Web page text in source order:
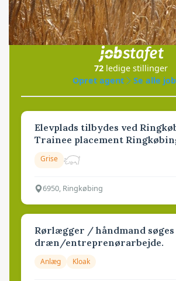
Jobs
i samarbejde med
72 ledige stillinger
Opret agent
Se alle
Elevplads tilbydes ved
Trainee placement
Grise
6950, Ringkøbing
Rørlægger / håndmand
dræn/entreprenørarbejde.
Anlæg Kloak